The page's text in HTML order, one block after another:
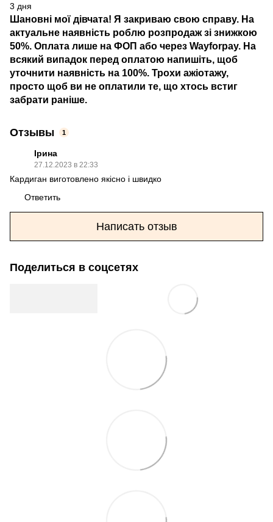
3 дня
Шановні мої дівчата! Я закриваю свою справу. На
актуальне наявність роблю розпродаж зі знижкою
50%. Оплата лише на ФОП або через Wayforpay. На
всякий випадок перед оплатою напишіть, щоб
уточнити наявність на 100%. Трохи ажіотажу,
просто щоб ви не оплатили те, що хтось встиг
забрати раніше.
Отзывы 1
Ірина
27.12.2023 в 22:33
Кардиган виготовлено якісно і швидко
Ответить
Написать отзыв
Поделиться в соцсетях